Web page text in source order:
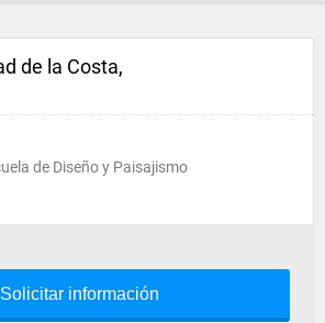
de la Costa,
de Diseño y Paisajismo
Solicitar información